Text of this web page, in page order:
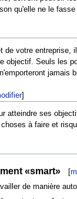
qu'elle ne le
de votre entreprise,
objectif. Seuls les
jamais
]
atteindre ses
à faire et
«smart» [
de manière